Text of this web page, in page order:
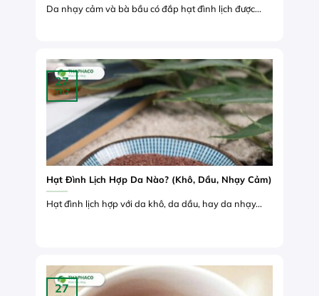
Da nhạy cảm và bà bầu có đắp hạt đình lịch được...
Hạt Đình Lịch Hợp Da Nào? (Khô, Dầu, Nhạy Cảm)
Hạt đình lịch hợp với da khô, da dầu, hay da nhạy...
27
Th7
27